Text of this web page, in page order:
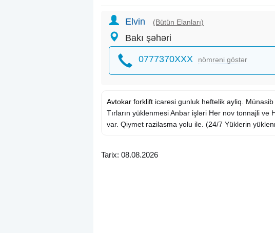
Elvin (Bütün Elanları)
Bakı şəhəri
0777370XXX nömrəni göstər
Avtokar forklift icaresi gunluk heftelik ayliq.
Tırların yüklenmesi Anbar işləri Her nov tonnajli ve
var. Qiymet razilasma yolu ile. (24/7 Yüklerin
Tarix: 08.08.2026